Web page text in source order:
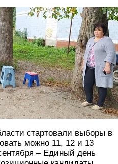
стартовали выборы в
можно 11, 12 и 13
– Единый день